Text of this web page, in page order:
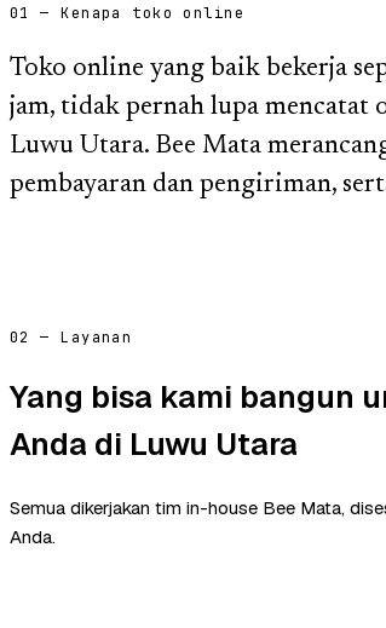
01 — Kenapa toko online
Toko online yang baik bekerja
jam, tidak pernah lupa mencatat
Luwu Utara. Bee Mata
pembayaran dan pengiriman,
02 — Layanan
Yang bisa kami bangun
Anda di Luwu Utara
Semua dikerjakan tim in-house Bee Mata,
Anda.